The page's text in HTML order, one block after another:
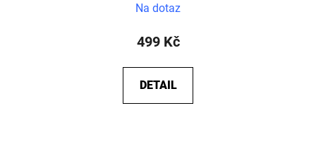
Na dotaz
499 Kč
DETAIL